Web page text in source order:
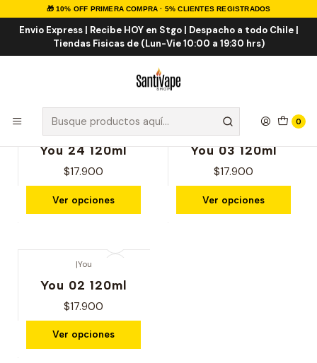
🎁 10% OFF PRIMERA COMPRA · 5% CLIENTES REGISTRADOS
Envio Express | Recibe HOY en Stgo | Despacho a todo Chile |
Tiendas Fisicas de (Lun-Vie 10:00 a 19:30 hrs)
0
Inicio Marcas Eliquid You 120ml
You 120ml
You
You 24 120ml
$17.900
Ver opciones
You
You 03 120ml
$17.900
Ver opciones
|You
You 02 120ml
$17.900
Ver opciones